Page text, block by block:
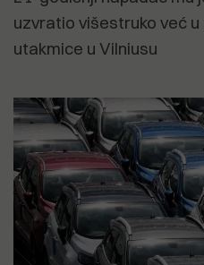
uzvratio višestruko već u
utakmice u Vilniusu